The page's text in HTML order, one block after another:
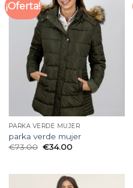
¡Oferta!
PARKA VERDE MUJER
parka verde mujer
€73.00 €34.00